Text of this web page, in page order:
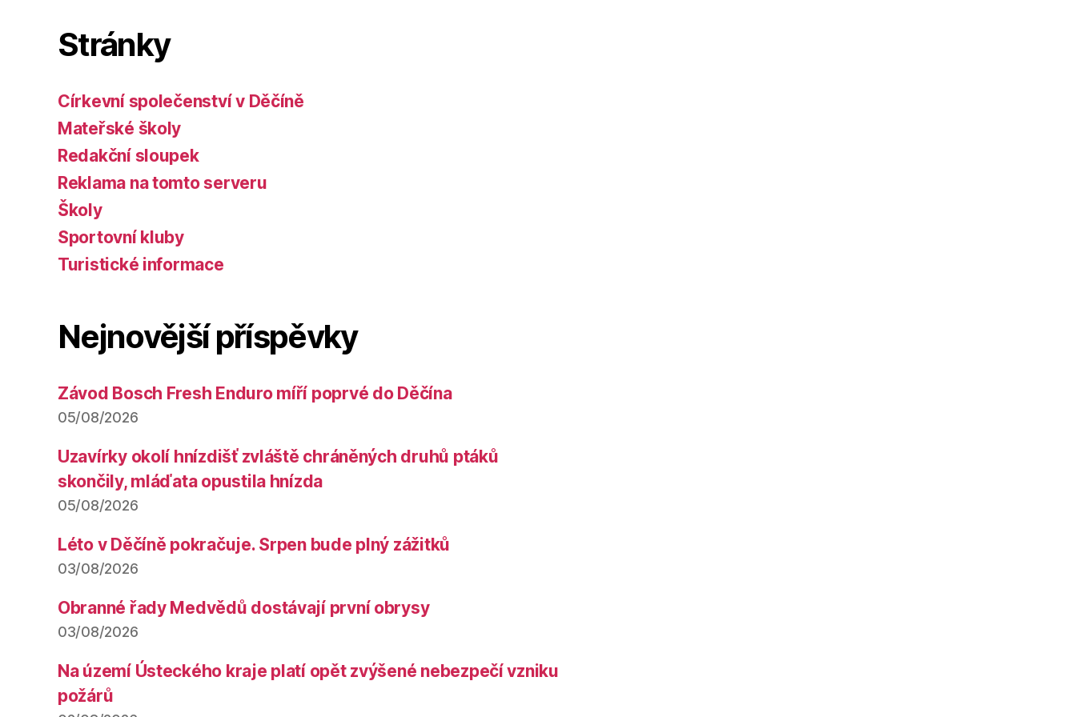
Stránky
Církevní společenství v Děčíně
Mateřské školy
Redakční sloupek
Reklama na tomto serveru
Školy
Sportovní kluby
Turistické informace
Nejnovější příspěvky
Závod Bosch Fresh Enduro míří poprvé do Děčína
05/08/2026
Uzavírky okolí hnízdišť zvláště chráněných druhů ptáků
skončily, mláďata opustila hnízda
05/08/2026
Léto v Děčíně pokračuje. Srpen bude plný zážitků
03/08/2026
Obranné řady Medvědů dostávají první obrysy
03/08/2026
Na území Ústeckého kraje platí opět zvýšené nebezpečí vzniku
požárů